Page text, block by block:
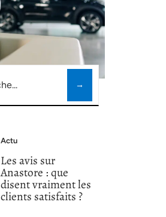
Actu
Les avis sur
Anastore : que
disent vraiment les
clients satisfaits ?